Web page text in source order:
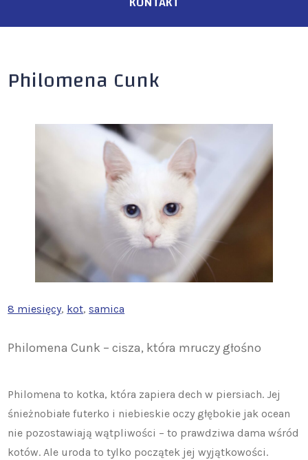
Philomena Cunk
8 miesięcy, kot, samica
Philomena Cunk – cisza, która mruczy głośno
Philomena to kotka, która zapiera dech w piersiach. Jej
śnieżnobiałe futerko i niebieskie oczy głębokie jak ocean
nie pozostawiają wątpliwości – to prawdziwa dama wśród
kotów. Ale uroda to tylko początek jej wyjątkowości.